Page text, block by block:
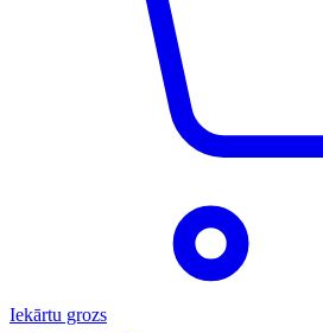
Iekārtu grozs